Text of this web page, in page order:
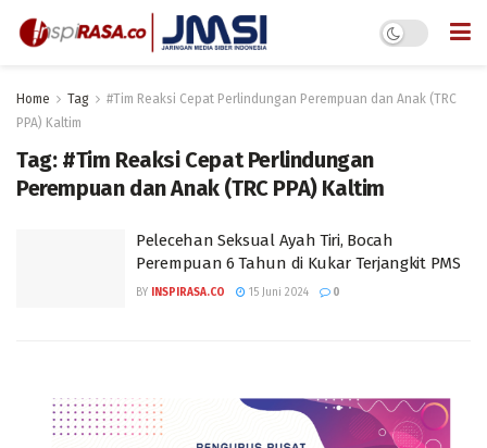
Home Tag
#Tim Reaksi Cepat Perlindungan Perempuan dan Anak (TRC
PPA) Kaltim
Tag: #Tim Reaksi Cepat Perlindungan
Perempuan dan Anak (TRC PPA) Kaltim
Pelecehan Seksual Ayah Tiri, Bocah
Perempuan 6 Tahun di Kukar Terjangkit PMS
BY INSPIRASA.CO 15 Juni 2024 0